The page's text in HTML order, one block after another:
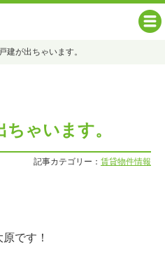
建が出ちゃいます。
ゃいます。
記事カテゴリー： 賃貸物件情報
です！